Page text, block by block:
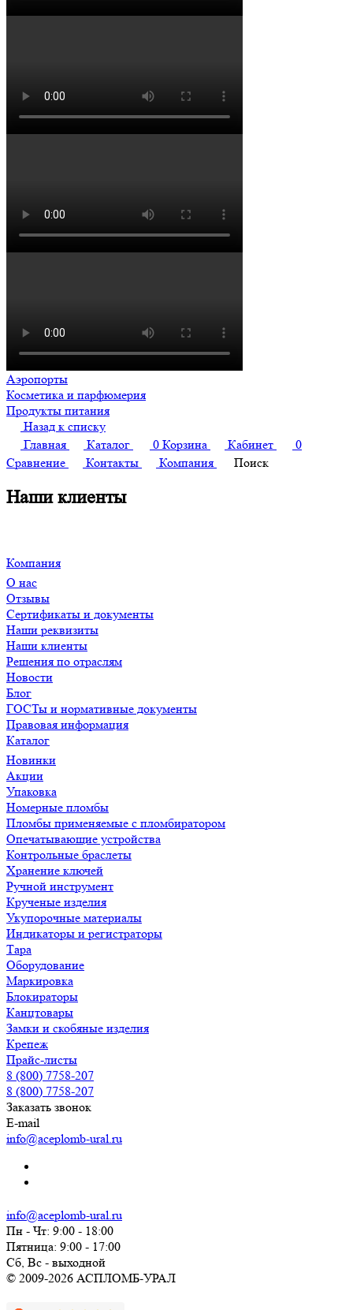
Аэропорты
Косметика и парфюмерия
Продукты питания
Назад к списку
Главная
Каталог 0 Корзина Кабинет
0
Сравнение
Контакты Компания Поиск
Наши клиенты
Компания
О нас
Отзывы
Сертификаты и документы
Наши реквизиты
Наши клиенты
Решения по отраслям
Новости
Блог
ГОСТы и нормативные документы
Правовая информация
Каталог
Новинки
Акции
Упаковка
Номерные пломбы
Пломбы применяемые с пломбиратором
Опечатывающие устройства
Контрольные браслеты
Хранение ключей
Ручной инструмент
Крученые изделия
Укупорочные материалы
Индикаторы и регистраторы
Тара
Оборудование
Маркировка
Блокираторы
Канцтовары
Замки и скобяные изделия
Крепеж
Прайс-листы
8 (800) 7758-207
8 (800) 7758-207
Заказать звонок
E-mail
info@aceplomb-ural.ru
info@aceplomb-ural.ru
Пн - Чт: 9:00 - 18:00
Пятница: 9:00 - 17:00
Сб, Вc - выходной
© 2009-2026 АСПЛОМБ-УРАЛ